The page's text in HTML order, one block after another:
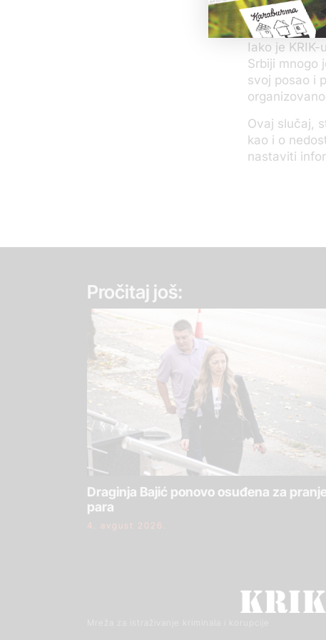
pojašnjenje
poručio da
Iako je
Srbiji mnogo
svoj posao i
Ovaj slučaj,
kao i o
nastaviti
Pročitaj još:
Draginja Bajić ponovo osuđena za
para
4. avgust 2026.
Mreža za istraživanje kriminala i korupcije